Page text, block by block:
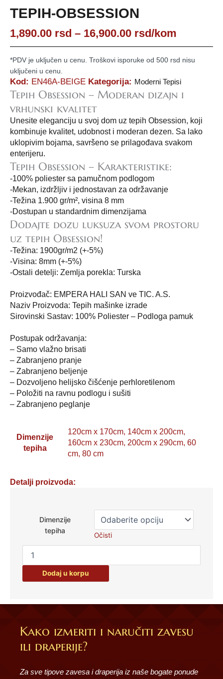
TEPIH-OBSESSION
1,890.00 rsd – 16,900.00 rsdRaspon
cena:
od
1,890.00
rsd
do
16,900.00
/kom
*PDV je uključen u cenu. Troškovi isporuke od 500 rsd nisu
uključeni u cenu.
Kod: EN46A-BEIGE Kategorija: Moderni Tepisi
Tepih Obsession – Moderan dizajn i
vrhunski kvalitet
Unesite eleganciju u svoj dom uz tepih Obsession, koji
kombinuje kvalitet, udobnost i moderan dezen. Sa lako
uklopivim bojama, savršeno se prilagođava svakom
enterijeru.
Tepih Obsession – Karakteristike:
-100% poliester sa pamučnom podlogom
-Mekan, izdržljiv i jednostavan za održavanje
-Težina 1.900 gr/m², visina 8 mm
-Dostupan u standardnim dimenzijama
Dodajte dozu luksuza svom prostoru
uz tepih Obsession!
-Težina: 1900gr/m2 (+-5%)
-Visina: 8mm (+-5%)
-Ostali detelji: Zemlja porekla: Turska
Proizvođač: EMPERA HALI SAN ve TIC. A.S.
Naziv Proizvoda: Tepih mašinke izrade
Sirovinski Sastav: 100% Poliester – Podloga pamuk
Postupak održavanja:
– Samo vlažno brisati
– Zabranjeno pranje
– Zabranjeno beljenje
– Dozvoljeno helijsko čišćenje perhloretilenom
– Položiti na ravnu podlogu i sušiti
– Zabranjeno peglanje
Dimenzije
tepiha
120cm x 170cm, 140cm x 200cm,
160cm x 230cm, 200cm x 290cm, 60
cm, 80 cm
Detalji proizvoda:
Dimenzije
tepiha
Očisti
Obsession
količina
Dodaj u korpu
Kako izmeriti i naručiti zavesu
ili draperije?
Za sve tipove zavesa i draperija iz naše bogate ponude